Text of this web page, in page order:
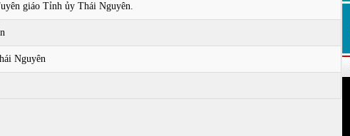
giáo Tỉnh ủy Thái Nguyên.
Nguyên